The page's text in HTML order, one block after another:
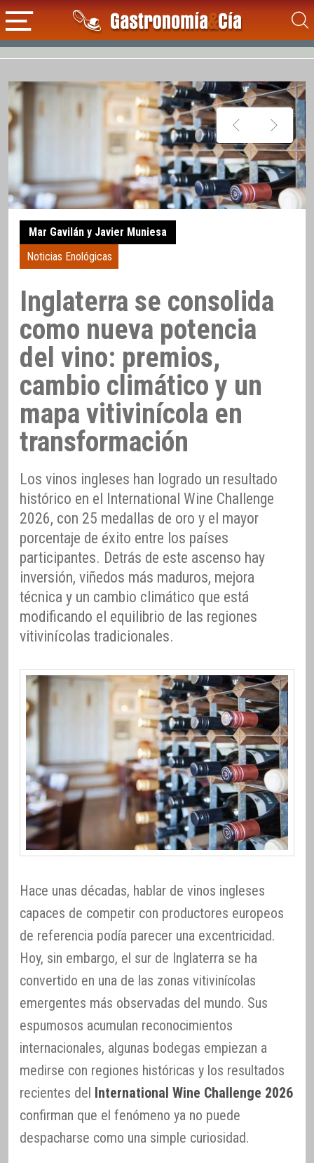
Mar Gavilán y Javier Muniesa
Noticias Enológicas
Inglaterra se consolida
como nueva potencia
del vino: premios,
cambio climático y un
mapa vitivinícola en
transformación
Los vinos ingleses han logrado un resultado
histórico en el International Wine Challenge
2026, con 25 medallas de oro y el mayor
porcentaje de éxito entre los países
participantes. Detrás de este ascenso hay
inversión, viñedos más maduros, mejora
técnica y un cambio climático que está
modificando el equilibrio de las regiones
vitivinícolas tradicionales.
Hace unas décadas, hablar de vinos ingleses
capaces de competir con productores europeos
de referencia podía parecer una excentricidad.
Hoy, sin embargo, el sur de Inglaterra se ha
convertido en una de las zonas vitivinícolas
emergentes más observadas del mundo. Sus
espumosos acumulan reconocimientos
internacionales, algunas bodegas empiezan a
medirse con regiones históricas y los resultados
recientes del International Wine Challenge 2026
confirman que el fenómeno ya no puede
despacharse como una simple curiosidad.